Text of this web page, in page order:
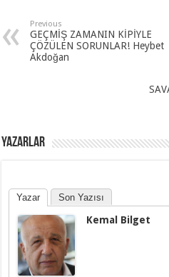
Previous
GEÇMİŞ ZAMANIN KİPİYLE
ÇÖZÜLEN SORUNLAR! Heybet
Akdoğan
YAZARLAR
Yazar Son Yazısı
Kemal Bilget